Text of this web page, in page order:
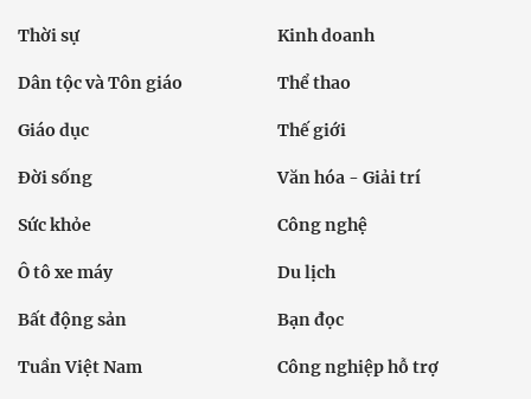
Ô tô xe máy Du lịch
Bất động sản Bạn đọc
Tuần Việt Nam Công nghiệp hỗ trợ
Giảm nghèo bền vững Nông thôn mới
Dân tộc thiểu số và miền núi Nội dung chuyên đề
English Hồ sơ
Ảnh Video
Multimedia Podcast